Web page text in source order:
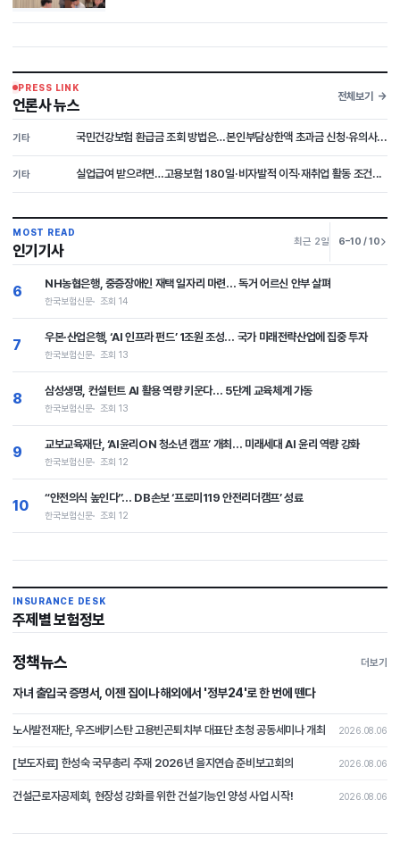
PRESS LINK
언론사 뉴스
전체보기
기타 국민건강보험 환급금 조회 방법은…본인부담상한액 초과금 신청·유의사...
기타 실업급여 받으려면…고용보험 180일·비자발적 이직·재취업 활동 조건...
MOST READ
인기기사
최근 2일 6–10 / 10
6 NH농협은행, 중증장애인 재택 일자리 마련… 독거 어르신 안부 살펴
한국보험신문 조회 14
7 우본·산업은행, ‘AI 인프라 펀드’ 1조원 조성… 국가 미래전략산업에 집중 투자
한국보험신문 조회 13
8 삼성생명, 컨설턴트 AI 활용 역량 키운다… 5단계 교육체계 가동
한국보험신문 조회 13
9 교보교육재단, ‘AI윤리ON 청소년 캠프’ 개최… 미래세대 AI 윤리 역량 강화
한국보험신문 조회 12
10 “안전의식 높인다”… DB손보 ‘프로미119 안전리더캠프’ 성료
한국보험신문 조회 12
INSURANCE DESK
주제별 보험정보
정책뉴스 더보기
자녀 출입국 증명서, 이젠 집이나 해외에서 '정부24'로 한 번에 뗀다
노사발전재단, 우즈베키스탄 고용빈곤퇴치부 대표단 초청 공동세미나 개최 2026.08.06
[보도자료] 한성숙 국무총리 주재 2026년 을지연습 준비보고회의 2026.08.06
건설근로자공제회, 현장성 강화를 위한 건설기능인 양성 사업 시작! 2026.08.06